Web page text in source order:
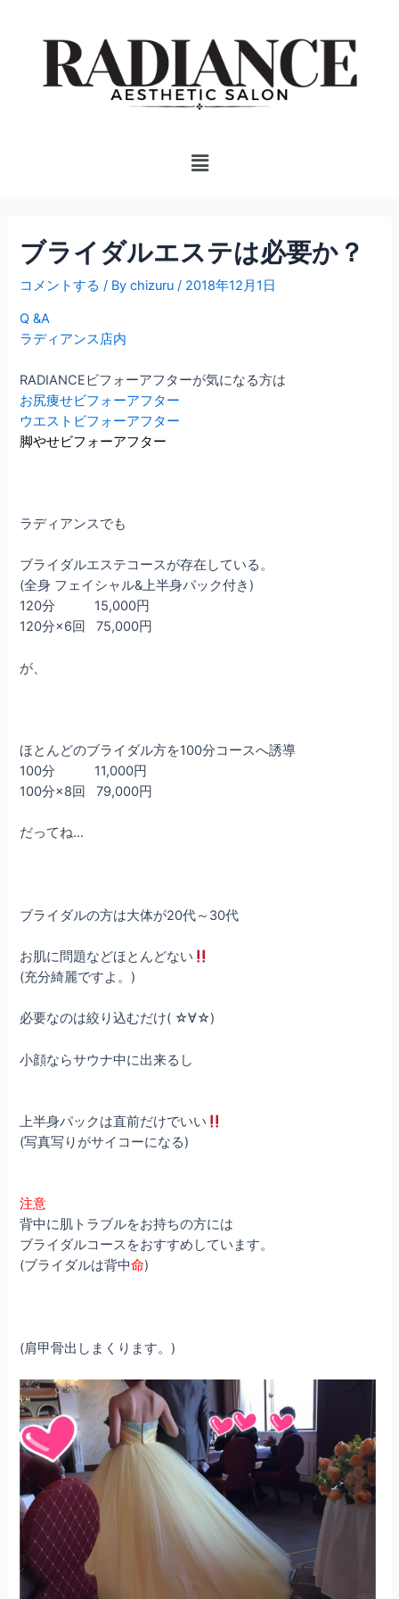
Menu
ブライダルエステは必要か？
コメントする / Bychizuru/ 2018年12月1日
Q &A
ラディアンス店内
RADIANCEビフォーアフターが気になる方は
お尻痩せビフォーアフター
ウエストビフォーアフター
脚やせビフォーアフター
ラディアンスでも
ブライダルエステコースが存在している。
(全身 フェイシャル&上半身パック付き)
120分 15,000円
120分×6回 75,000円
が、
ほとんどのブライダル方を100分コースへ誘導
100分 11,000円
100分×8回 79,000円
だってね…
ブライダルの方は大体が20代～30代
お肌に問題などほとんどない
(充分綺麗ですよ。)
必要なのは絞り込むだけ( ☆∀☆)
小顔ならサウナ中に出来るし
上半身パックは直前だけでいい
(写真写りがサイコーになる)
注意
背中に肌トラブルをお持ちの方には
ブライダルコースをおすすめしています。
(ブライダルは背中命)
(肩甲骨出しまくります。)
ビ
ゲ